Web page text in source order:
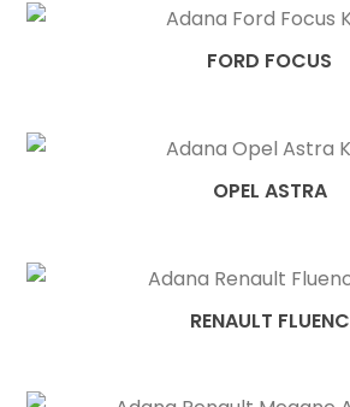
FORD FOCUS
OPEL ASTRA
RENAULT FLUENC